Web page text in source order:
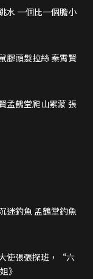
餅跳水 一個比一個膽小
》